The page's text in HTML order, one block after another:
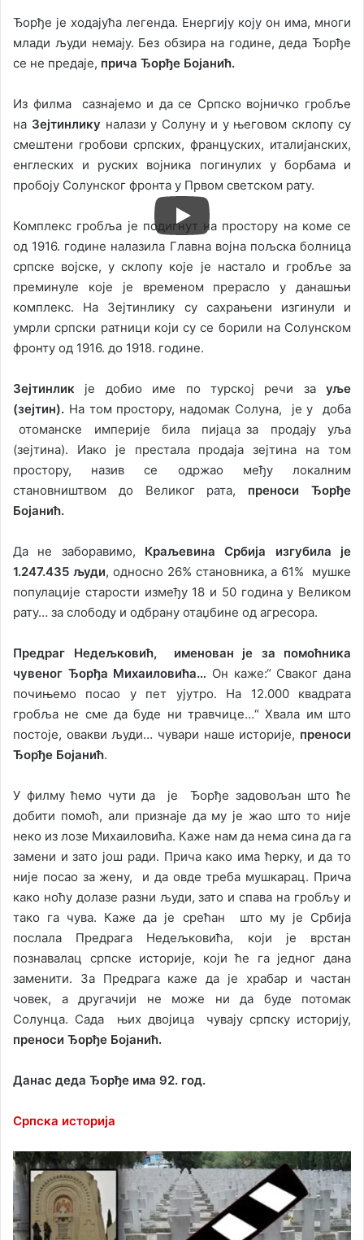
Ђорђе је ходајућа легенда. Енергију коју он има, многи
млади људи немају. Без обзира на године, деда Ђорђе
се не предаје, прича Ђорђе Бојанић.
Из филма сазнајемо и да се Српско војничко гробље
на Зејтинлику налази у Солуну и у његовом склопу су
смештени гробови српских, француских, италијанских,
енглеских и руских војника погинулих у борбама и
пробоју Солунског фронта у Првом светском рату.
Комплекс гробља је подигнут на простору на коме се
од 1916. године налазила Главна војна пољска болница
српске војске, у склопу које је настало и гробље за
преминуле које је временом прерасло у данашњи
комплекс. На Зејтинлику су сахрањени изгинули и
умрли српски ратници који су се борили на Солунском
фронту од 1916. до 1918. године.
Зејтинлик је добио име по турској речи за уље
(зејтин). На том простору, надомак Солуна, је у доба
отоманске империје била пијаца за продају уља
(зејтина). Иако је престала продаја зејтина на том
простору, назив се одржао међу локалним
становништвом до Великог рата, преноси
Ђорђе
Бојанић.
Да не заборавимо, Краљевина Србија изгубила је
1.247.435 људи, односно 26% становника, а 61% мушке
популације старости између 18 и 50 година у Великом
рату… за слободу и одбрану отаџбине од агресора.
Предраг Недељковић, именован је за помоћника
чувеног Ђорђа Михаиловића… Он каже:“ Сваког дана
почињемо посао у пет ујутро. На 12.000 квадрата
гробља не сме да буде ни травчице…“ Хвала им што
постоје, овакви људи… чувари наше историје, преноси
Ђорђе Бојанић.
У филму ћемо чути да је Ђорђе задовољан што ће
добити помоћ, али признаје да му је жао што то није
неко из лозе Михаиловића. Каже нам да нема сина да га
замени и зато још ради. Прича како има ћерку, и да то
није посао за жену, и да овде треба мушкарац. Прича
како ноћу долазе разни људи, зато и спава на гробљу и
тако га чува. Каже да је срећан што му је Србија
послала Предрага Недељковића, који је врстан
познавалац српске историје, који ће га једног дана
заменити. За Предрага каже да је храбар и частан
човек, а другачији не може ни да буде потомак
Солунца. Сада њих двојица чувају српску историју,
преноси Ђорђе Бојанић.
Данас деда Ђорђе има 92. год.
Српска историја